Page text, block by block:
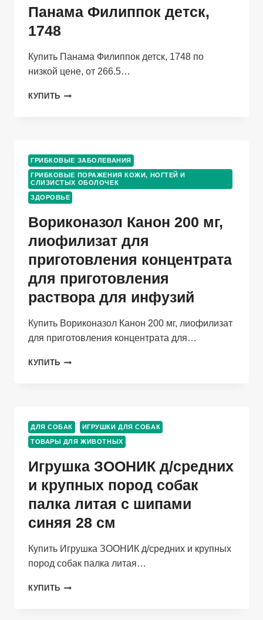
Панама Филиппок детск,
1748
Купить Панама Филиппок детск, 1748 по
низкой цене, от 266.5…
КУПИТЬ ПАНАМА
ГРИБКОВЫЕ ЗАБОЛЕВАНИЯ
ГРИБКОВЫЕ ПОРАЖЕНИЯ КОЖИ, НОГТЕЙ И
СЛИЗИСТЫХ ОБОЛОЧЕК
ЗДОРОВЬЕ
Вориконазол Канон 200 мг,
лиофилизат для
приготовления концентрата
для приготовления
раствора для инфузий
Купить Вориконазол Канон 200 мг, лиофилизат
для приготовления концентрата для…
КУПИТЬ ВОРИКОНАЗОЛ
ДЛЯ
ПРИГОТОВЛЕНИЯ
КОНЦЕНТРАТА
ПРИГОТОВЛЕНИЯ
ДЛЯ
ИНФУЗИЙ
ДЛЯ СОБАК ИГРУШКИ ДЛЯ СОБАК
ТОВАРЫ ДЛЯ ЖИВОТНЫХ
Игрушка ЗООНИК д/средних
и крупных пород собак
палка литая с шипами
синяя 28 см
Купить Игрушка ЗООНИК д/средних и крупных
пород собак палка литая…
КУПИТЬ ИГРУШКА